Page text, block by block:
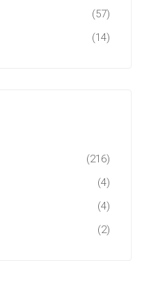
(57)
(14)
(216)
(4)
(4)
(2)